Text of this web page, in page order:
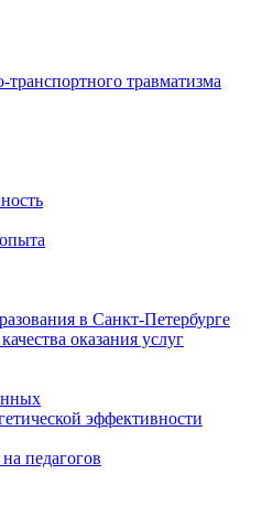
травматизма
в Санкт-Петербурге
оказания услуг
эффективности
педагогов